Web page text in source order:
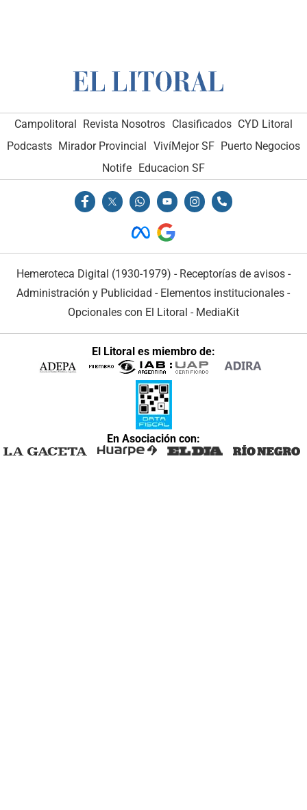
Campolitoral Revista Nosotros Clasificados CYD Litoral
Podcasts Mirador Provincial VivíMejor SF Puerto Negocios
Notife
Educacion SF
Hemeroteca Digital (1930-1979) - Receptorías de avisos -
Administración y Publicidad - Elementos institucionales -
Opcionales con El Litoral - MediaKit
El Litoral es miembro de:
En Asociación con: